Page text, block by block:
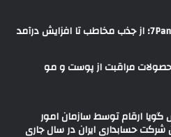
مراقبت از پوست و مو
ارقام توسط سازمان امور
شرکت حسابداری ایران در سال جاری